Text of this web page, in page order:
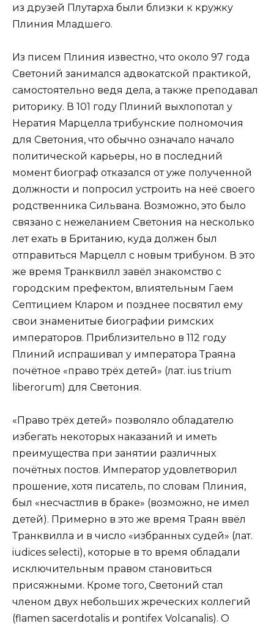
из друзей Плутарха были близки к кружку
Плиния Младшего.
Из писем Плиния известно, что около 97 года
Светоний занимался адвокатской практикой,
самостоятельно ведя дела, а также преподавал
риторику. В 101 году Плиний выхлопотал у
Нератия Марцелла трибунские полномочия
для Светония, что обычно означало начало
политической карьеры, но в последний
момент биограф отказался от уже полученной
должности и попросил устроить на неё своего
родственника Сильвана. Возможно, это было
связано с нежеланием Светония на несколько
лет ехать в Британию, куда должен был
отправиться Марцелл с новым трибуном. В это
же время Транквилл завёл знакомство с
городским префектом, влиятельным Гаем
Септицием Кларом и позднее посвятил ему
свои знаменитые биографии римских
императоров. Приблизительно в 112 году
Плиний испрашивал у императора Траяна
почётное «право трёх детей» (лат. ius trium
liberorum) для Светония.
«Право трёх детей» позволяло обладателю
избегать некоторых наказаний и иметь
преимущества при занятии различных
почётных постов. Император удовлетворил
прошение, хотя писатель, по словам Плиния,
был «несчастлив в браке» (возможно, не имел
детей). Примерно в это же время Траян ввёл
Транквилла и в число «избранных судей» (лат.
iudices selecti), которые в то время обладали
исключительным правом становиться
присяжными. Кроме того, Светоний стал
членом двух небольших жреческих коллегий
(flamen sacerdotalis и pontifex Volcanalis). О